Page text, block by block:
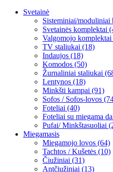
Svetainė
Sisteminiai/moduliniai
Svetainės komplektai
Valgomojo
TV staliukai (18)
Indaujos (18)
Komodos (50)
Žurnaliniai staliukai
Lentynos (18)
Minkšti kampai (91)
Sofos / Sofos-lovos
Foteliai (40)
Foteliai su miegama
Pufai/ Minkštasuoliai
Miegamasis
Miegamojo lovos (64)
Tachtos / Kušetės (10)
Čiužiniai (31)
Antčiužiniai (13)